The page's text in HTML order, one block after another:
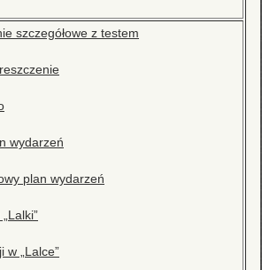
szczegółowe z testem
wydarzeń
plan wydarzeń
w „Lalce”